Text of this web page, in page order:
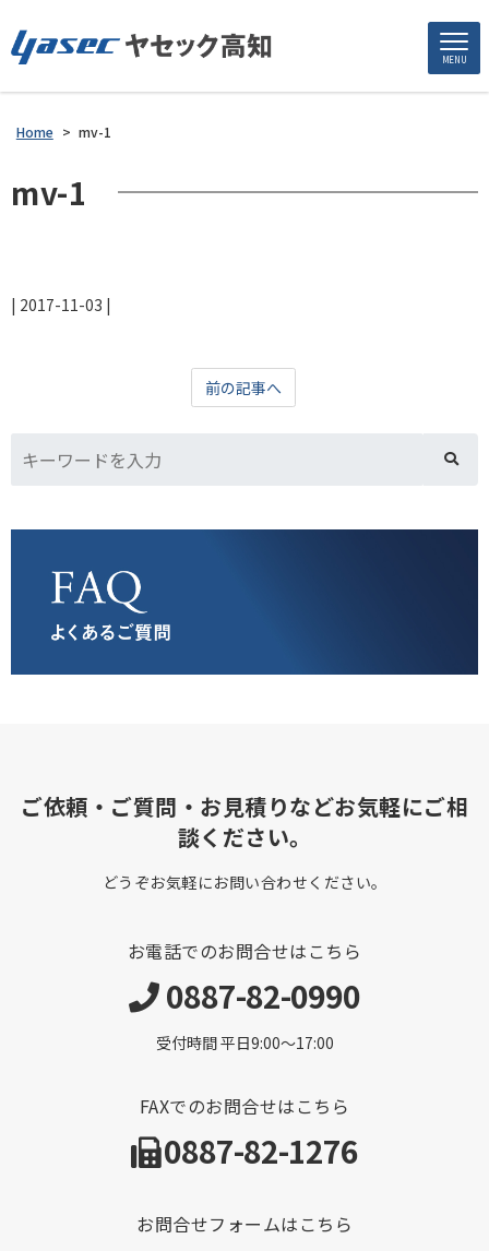
MENU
Home > mv-1
mv-1
| 2017-11-03 |
前の記事へ
ご依頼・ご質問・お見積りなどお気軽にご相
談ください。
どうぞお気軽にお問い合わせください。
お電話でのお問合せはこちら
0887-82-0990
受付時間 平日9:00〜17:00
FAXでのお問合せはこちら
0887-82-1276
お問合せフォームはこちら